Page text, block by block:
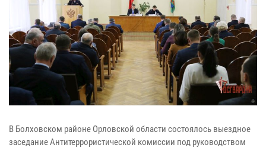
В Болховском районе Орловской области состоялось выездное
заседание Антитеррористической комиссии под руководством